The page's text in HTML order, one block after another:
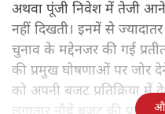
अथवा पूंजी निवेश में तेजी आने
नहीं दिखती। इनमें से
चुनाव के मद्देनजर की गई
की प्रमुख घोषणाओं पर जोर देने
को अपनी बजट प्रतिक्रिया में